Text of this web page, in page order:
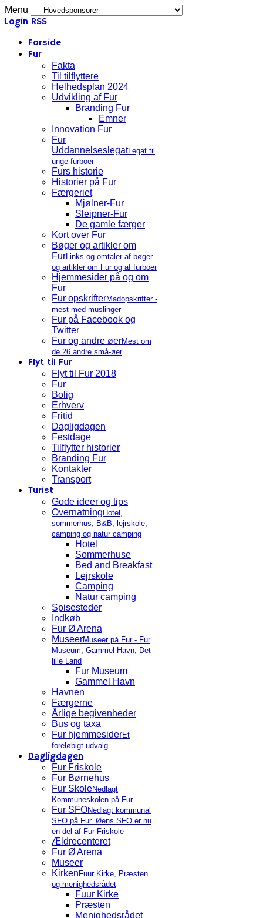
Menu
Login RSS
Forside
Fur
Fakta
Til tilflyttere
Helhedsplan 2024
Udvikling af Fur
Branding Fur
Emner
Innovation Fur
Fur
UddannelseslegatLegat til
unge furboer
Furs historie
Historier på Fur
Færgeriet
Mjølner-Fur
Sleipner-Fur
De gamle færger
Kort over Fur
Bøger og artikler om
FurLinks og omtaler af bøger
og artikler om Fur og af furboer
Hjemmesider på og om
Fur
Fur opskrifterMadopskrifter -
mest med muslinger
Fur på Facebook og
Twitter
Fur og andre øerMest om
de 26 andre små-øer
Flyt til Fur
Flyt til Fur 2018
Fur
Bolig
Erhverv
Fritid
Dagligdagen
Festdage
Tilflytter historier
Branding Fur
Kontakter
Transport
Turist
Gode ideer og tips
Overnatning Hotel,
sommerhus, B&B, lejrskole,
camping og natur camping
Hotel
Sommerhuse
Bed and Breakfast
Lejrskole
Camping
Natur camping
Spisesteder
Indkøb
Fur Ø Arena
MuseerMuseer på Fur - Fur
Museum, Gammel Havn, Det
lille Land
Fur Museum
Gammel Havn
Havnen
Færgerne
Årlige begivenheder
Bus og taxa
Fur hjemmesiderEt
foreløbigt udvalg
Dagligdagen
Fur Friskole
Fur Børnehus
Fur SkoleNedlagt
Kommuneskolen på Fur
Fur SFONedlagt kommunal
SFO på Fur. Øens SFO er nu
en del af Fur Friskole
Ældrecenteret
Fur Ø Arena
Museer
Kirken Fuur Kirke, Præsten
og menighedsrådet
Fuur Kirke
Præsten
Menighedsrådet